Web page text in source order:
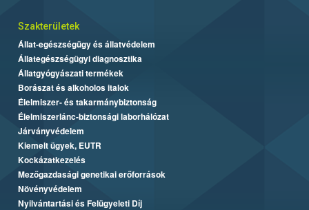
Szakterületek
Állat-egészségügy és állatvédelem
Állategészségügyi diagnosztika
Állatgyógyászati termékek
Borászat és alkoholos italok
Élelmiszer- és takarmánybiztonság
Élelmiszerlánc-biztonsági laborhálózat
Járványvédelem
Kiemelt ügyek, EUTR
Kockázatkezelés
Mezőgazdasági genetikai erőforrások
Növényvédelem
Nyilvántartási és Felügyeleti Díj